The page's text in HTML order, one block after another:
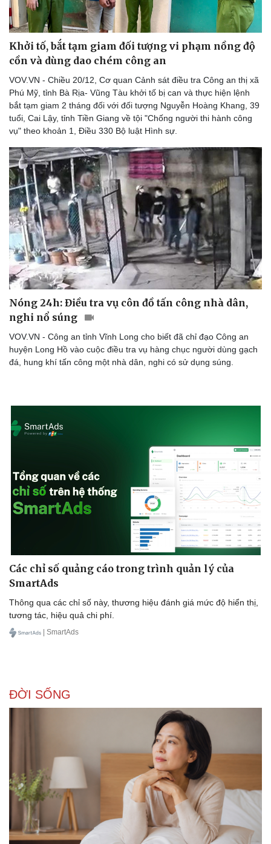
Thể thao
Bóng đá
Lịch thi đấu bóng đá
Thế giới thể thao
eSports
Ô tô - Xe máy
Ô tô
Xe máy
Tư vấn
Khởi tố, bắt tạm giam đối tượng vi phạm nồng độ
cồn và dùng dao chém công an
VOV.VN - Chiều 20/12, Cơ quan Cảnh sát điều tra Công an thị xã
Phú Mỹ, tỉnh Bà Rịa- Vũng Tàu khởi tố bị can và thực hiện lệnh
bắt tạm giam 2 tháng đối với đối tượng Nguyễn Hoàng Khang, 39
tuổi, Cai Lậy, tỉnh Tiền Giang về tội "Chống người thi hành công
vụ" theo khoản 1, Điều 330 Bộ luật Hình sự.
Nóng 24h: Điều tra vụ côn đồ tấn công nhà dân,
nghi nổ súng
VOV.VN - Công an tỉnh Vĩnh Long cho biết đã chỉ đạo Công an
huyện Long Hồ vào cuộc điều tra vụ hàng chục người dùng gạch
đá, hung khí tấn công một nhà dân, nghi có sử dụng súng.
Các chỉ số quảng cáo trong trình quản lý của
SmartAds
Thông qua các chỉ số này, thương hiệu đánh giá mức độ hiển thị,
tương tác, hiệu quả chi phí.
| SmartAds
ĐỜI SỐNG